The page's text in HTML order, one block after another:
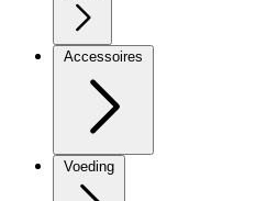
Accessoires
Voeding